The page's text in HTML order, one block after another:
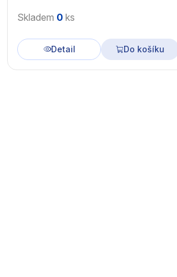
Skladem 0 ks
Detail Do košíku